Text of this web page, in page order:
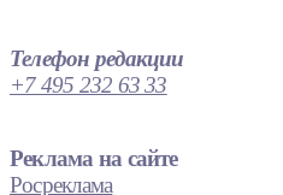
Телефон редакции
+7 495 232 63 33
Реклама на сайте
Росреклама